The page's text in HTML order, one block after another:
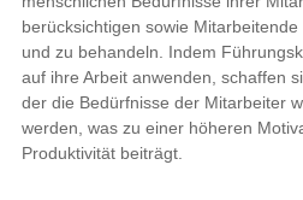
berücksichtigen sowie
und zu behandeln. Indem
auf ihre Arbeit anwenden, schaffen
der die Bedürfnisse der Mitarbeiter
werden, was zu einer höheren
Produktivität beiträgt.